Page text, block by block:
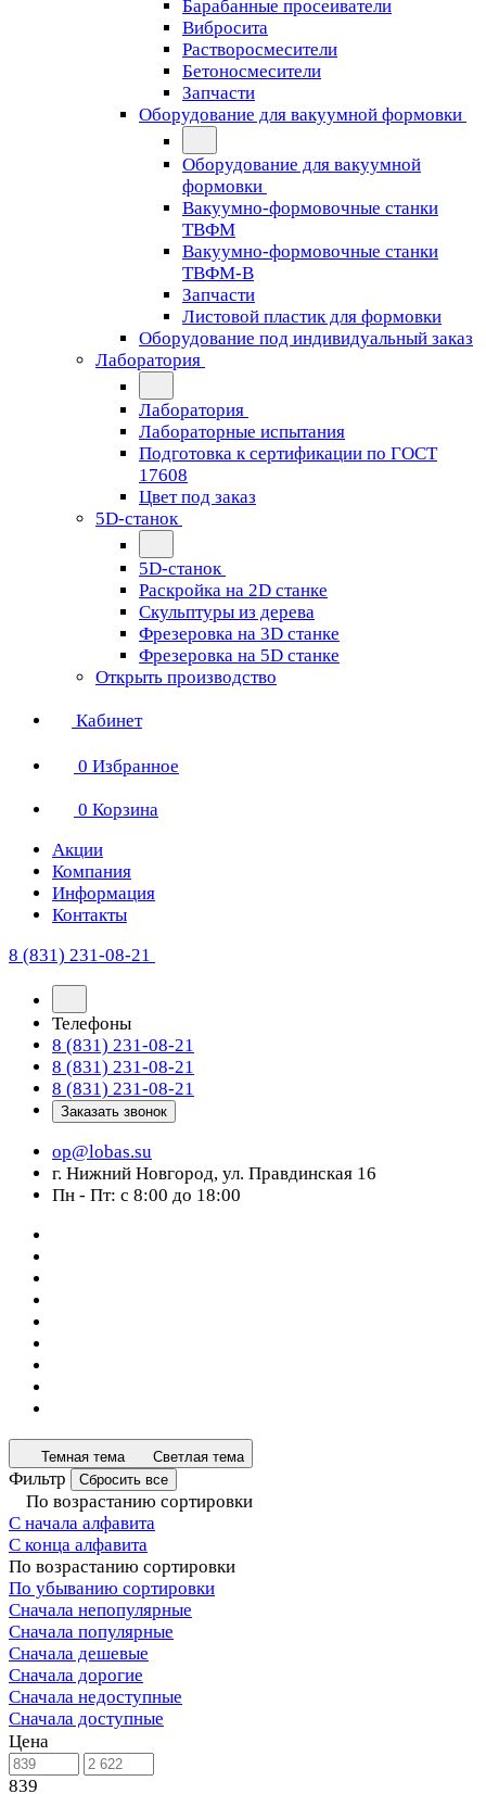
Барабанные просеиватели
Вибросита
Растворосмесители
Бетоносмесители
Запчасти
Оборудование для вакуумной формовки
Оборудование для вакуумной
формовки
Вакуумно-формовочные станки
ТВФМ
Вакуумно-формовочные станки
ТВФМ-В
Запчасти
Листовой пластик для формовки
Оборудование под индивидуальный заказ
Лаборатория
Лаборатория
Лабораторные испытания
Подготовка к сертификации по ГОСТ
17608
Цвет под заказ
5D-станок
5D-станок
Раскройка на 2D станке
Скульптуры из дерева
Фрезеровка на 3D станке
Фрезеровка на 5D станке
Открыть производство
Кабинет
0 Избранное
0 Корзина
Акции
Компания
Информация
Контакты
8 (831) 231-08-21
Телефоны
8 (831) 231-08-21
8 (831) 231-08-21
8 (831) 231-08-21
Заказать звонок
op@lobas.su
г. Нижний Новгород, ул. Правдинская 16
Пн - Пт: с 8:00 до 18:00
Темная тема Светлая тема
Фильтр Сбросить все
По возрастанию сортировки
С начала алфавита
С конца алфавита
По возрастанию сортировки
По убыванию сортировки
Сначала непопулярные
Сначала популярные
Сначала дешевые
Сначала дорогие
Сначала недоступные
Сначала доступные
Цена
839